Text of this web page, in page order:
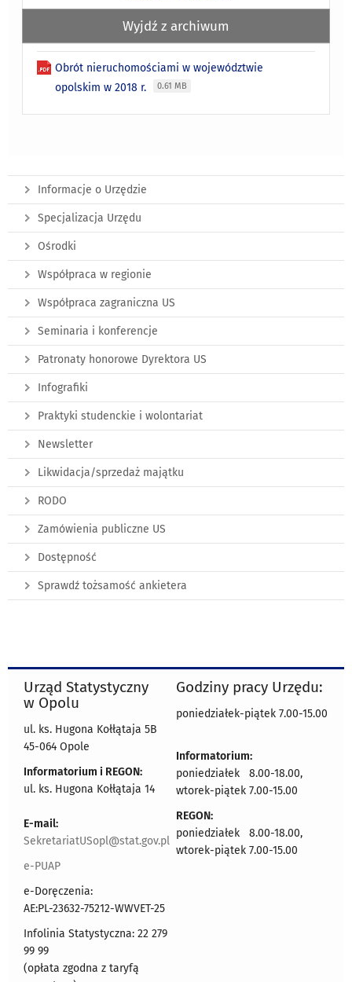
Wyjdź z archiwum
Obrót nieruchomościami w województwie
opolskim w 2018 r.
0.61 MB
Informacje o Urzędzie
Specjalizacja Urzędu
Ośrodki
Współpraca w regionie
Współpraca zagraniczna US
Seminaria i konferencje
Patronaty honorowe Dyrektora US
Infografiki
Praktyki studenckie i wolontariat
Newsletter
Likwidacja/sprzedaż majątku
RODO
Zamówienia publiczne US
Dostępność
Sprawdź tożsamość ankietera
Urząd Statystyczny
w Opolu
ul. ks. Hugona Kołłątaja 5B
45-064 Opole
Informatorium i REGON:
ul. ks. Hugona Kołłątaja 14
E-mail:
SekretariatUSopl@stat.gov.pl
e-PUAP
e-Doręczenia:
AE:PL-23632-75212-WWVET-25
Infolinia Statystyczna: 22 279
99 99
(opłata zgodna z taryfą
Godziny pracy Urzędu:
poniedziałek-piątek 7.00-15.00
Informatorium:
poniedziałek 8.00-18.00,
wtorek-piątek 7.00-15.00
REGON:
poniedziałek 8.00-18.00,
wtorek-piątek 7.00-15.00